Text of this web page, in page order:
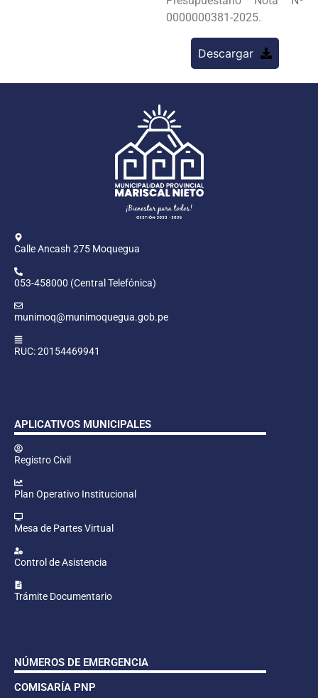
0000000381-2025.
Descargar
Calle Ancash 275 Moquegua
053-458000 (Central Telefónica)
munimoq@munimoquegua.gob.pe
RUC: 20154469941
APLICATIVOS MUNICIPALES
Registro Civil
Plan Operativo Institucional
Mesa de Partes Virtual
Control de Asistencia
Trámite Documentario
NÚMEROS DE EMERGENCIA
COMISARÍA PNP